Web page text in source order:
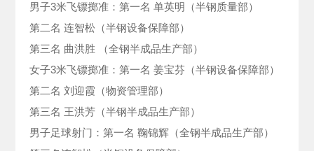
男子3米飞镖掷准：第一名 单英明（半钢质量部）
第二名 连智松（半钢设备保障部）
第三名 曲洪胜 （全钢半成品生产部）
女子3米飞镖掷准：第一名 姜宝芬（半钢设备保障部）
第二名 刘迎霞（物资管理部）
第三名 王洪芳（半钢半成品生产部）
男子足球射门：第一名 鞠锦辉（全钢半成品生产部）